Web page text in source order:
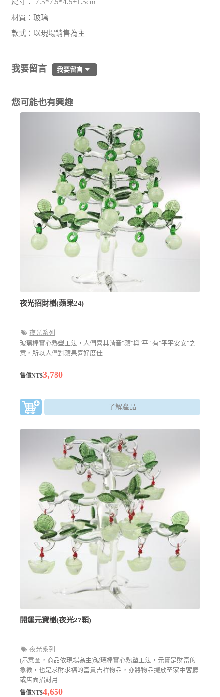
尺寸： 7.5*7.5*4.5±1.5cm
材質：玻璃
款式：以現場銷售為主
我要留言 我要留言
您可能也有興趣
夜光招財樹(蘋果24)
夜光系列
玻璃棒實心熱塑工法，人們喜其諧音"蘋"與"平" 有"平平安安"之
意，所以人們對蘋果喜好度佳
售價NT$3,780
了解產品
開運元寶樹(夜光27顆)
夜光系列
(示意圖，商品依現場為主)玻璃棒實心熱塑工法，元寶是財富的
象徵，也是求財求福的富貴吉祥物品，亦將物品擺放至家中客廳
或店面招財用
售價NT$4,650